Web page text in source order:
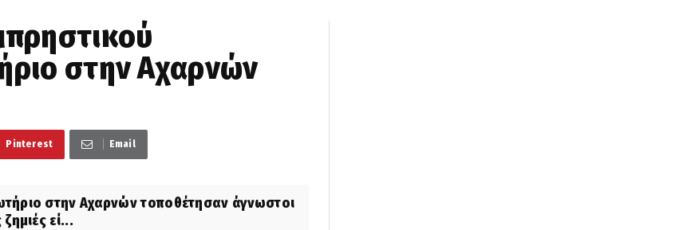
στην Αχαρνών
Pinterest Email
στην Αχαρνών τοποθέτησαν άγνωστοι
εί...